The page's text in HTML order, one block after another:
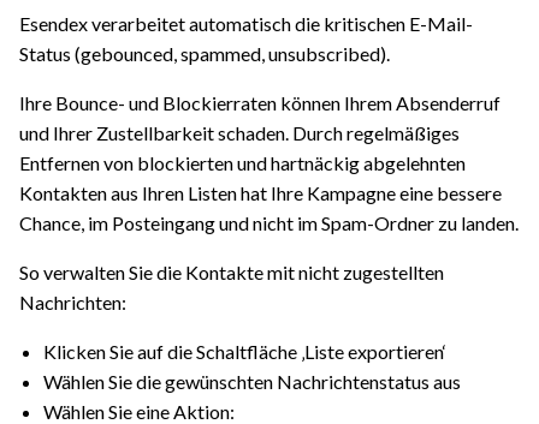
Esendex verarbeitet automatisch die kritischen E-Mail-
Status (gebounced, spammed, unsubscribed).
Ihre Bounce- und Blockierraten können Ihrem Absenderruf
und Ihrer Zustellbarkeit schaden. Durch regelmäßiges
Entfernen von blockierten und hartnäckig abgelehnten
Kontakten aus Ihren Listen hat Ihre Kampagne eine bessere
Chance, im Posteingang und nicht im Spam-Ordner zu landen.
So verwalten Sie die Kontakte mit nicht zugestellten
Nachrichten:
Klicken Sie auf die Schaltfläche ‚Liste exportieren‘
Wählen Sie die gewünschten Nachrichtenstatus aus
Wählen Sie eine Aktion: